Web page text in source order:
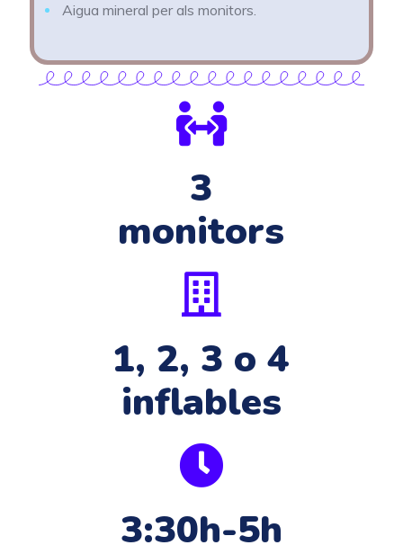
Aigua mineral per als monitors.
3
monitors
1, 2, 3 o 4
inflables
3:30h-5h